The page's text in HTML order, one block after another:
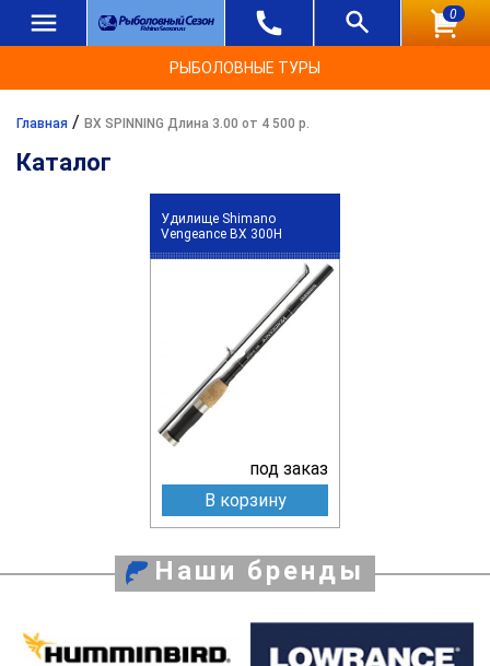
0
РЫБОЛОВНЫЕ ТУРЫ
Главная / BX SPINNING Длина 3.00 от 4 500 р.
Каталог
Удилище Shimano
Vengeance BX 300H
под заказ
В корзину
Наши бренды